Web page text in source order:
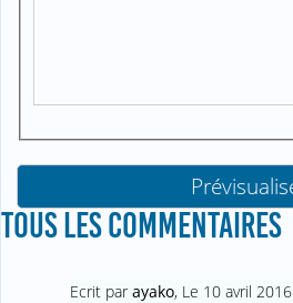
TOUS LES COMMENTAIRES
Ecrit par ayako, Le 10 avril 2016